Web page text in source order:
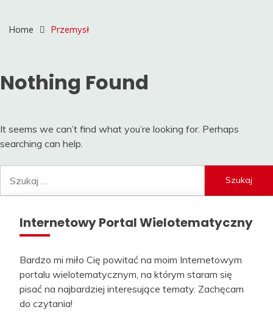
Home Przemysł
Nothing Found
It seems we can’t find what you’re looking for. Perhaps
searching can help.
Internetowy Portal Wielotematyczny
Bardzo mi miło Cię powitać na moim Internetowym
portalu wielotematycznym, na którym staram się
pisać na najbardziej interesujące tematy. Zachęcam
do czytania!